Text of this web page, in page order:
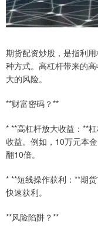
期货配资炒股，是指利
种方式。高杠杆带来的
大的风险。
**财富密码？**
* **高杠杆放大收益：**
收益。例如，10万元本
翻10倍。
* **短线操作获利：**期
快速获利。
**风险陷阱？**